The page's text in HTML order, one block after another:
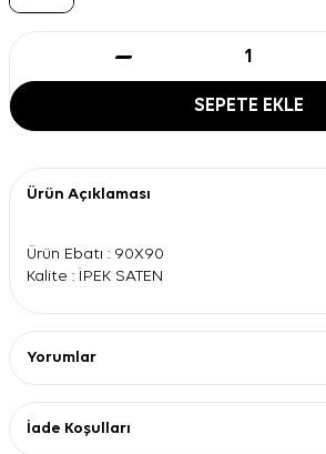
SEPETE EKLE
Ürün Açıklaması
Ürün Ebatı : 90X90
Kalite : İPEK SATEN
Yorumlar
İade Koşulları